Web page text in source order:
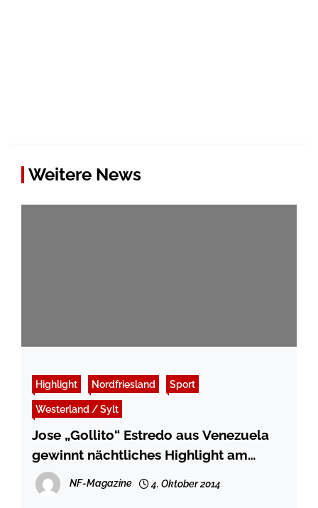
Weitere News
Highlight Nordfriesland Sport
Westerland / Sylt
Jose „Gollito“ Estredo aus Venezuela
gewinnt nächtliches Highlight am
Brandenburger Strand
NF-Magazine 4. Oktober 2014